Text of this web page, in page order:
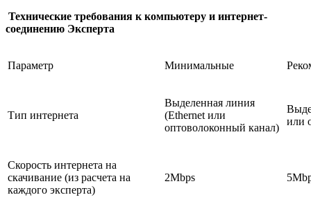
Технические требования к компьютеру и интернет-
соединению Эксперта
Параметр Минимальные
Тип интернета
Выделенная линия
(Ethernet или
оптоволоконный канал)
или
Скорость интернета на
скачивание (из расчета на
каждого эксперта)
2Mbps